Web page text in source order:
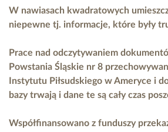
W nawiasach kwadratowych
niepewne tj. informacje, które były
Prace nad odczytywaniem
Powstania Śląskie nr 8
Instytutu Piłsudskiego w Ameryce i
bazy trwają i dane te są cały czas
Współfinansowano z funduszy